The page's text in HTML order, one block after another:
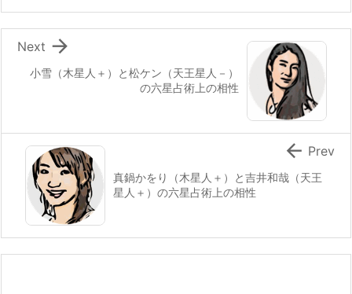
小雪（木星人＋）と松ケン（天王星人－）
の六星占術上の相性

Next
真鍋かをり（木星人＋）と吉井和哉（天王
星人＋）の六星占術上の相性
 Prev